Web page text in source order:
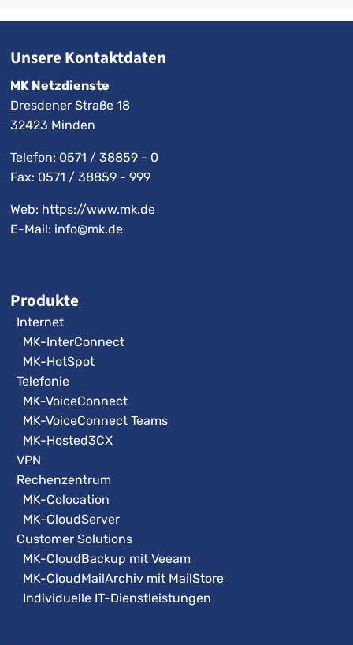
Unsere Kontaktdaten
MK Netzdienste
Dresdener Straße 18
32423 Minden
Telefon: 0571 / 38859 - 0
Fax: 0571 / 38859 - 999
Web: https://www.mk.de
E-Mail: info@mk.de
Produkte
Internet
MK-InterConnect
MK-HotSpot
Telefonie
MK-VoiceConnect
MK-VoiceConnect Teams
MK-Hosted3CX
VPN
Rechenzentrum
MK-Colocation
MK-CloudServer
Customer Solutions
MK-CloudBackup mit Veeam
MK-CloudMailArchiv mit MailStore
Individuelle IT-Dienstleistungen